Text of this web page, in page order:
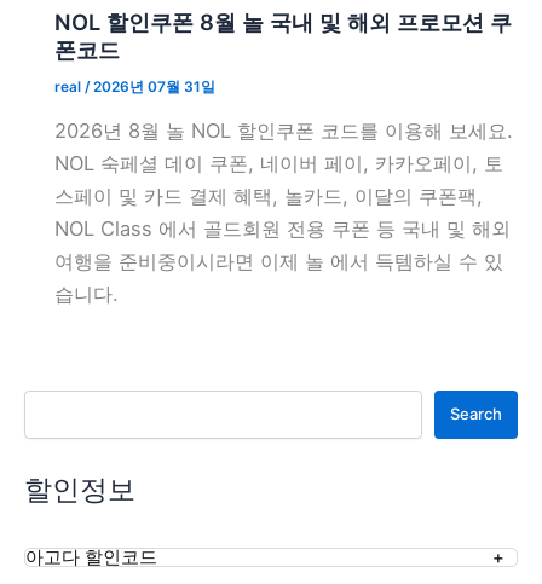
NOL 할인쿠폰 8월 놀 국내 및 해외 프로모션 쿠
폰코드
real /2026년 07월 31일
2026년 8월 놀 NOL 할인쿠폰 코드를 이용해 보세요.
NOL 숙페셜 데이 쿠폰, 네이버 페이, 카카오페이, 토
스페이 및 카드 결제 혜택, 놀카드, 이달의 쿠폰팩,
NOL Class 에서 골드회원 전용 쿠폰 등 국내 및 해외
여행을 준비중이시라면 이제 놀 에서 득템하실 수 있
습니다.
검색
Search
할인정보
아고다 할인코드